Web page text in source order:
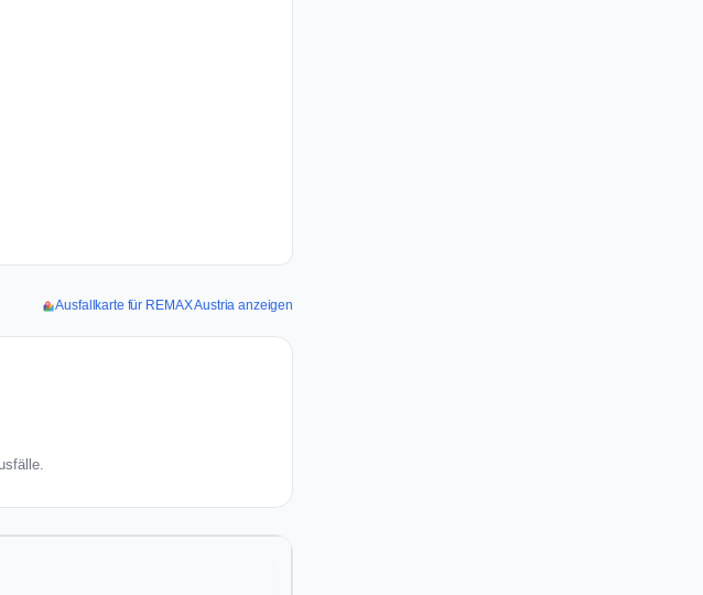
Ausfallkarte für REMAX Austria anzeigen